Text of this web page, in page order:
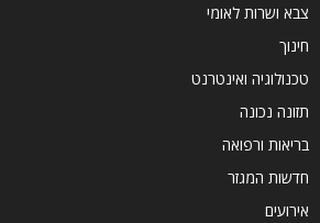
צבא ושרות לאומי
חינוך
טכנולוגיה ואינטרנט
תזונה נכונה
בריאות ורפואה
חדשות המגזר
אירועים